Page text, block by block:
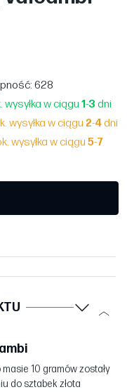
: 628
wysyłka w ciągu 1-3 dni
wysyłka w ciągu 2-4dni
wysyłka w ciągu 5-7
10 gramów zostały
do sztabek złota